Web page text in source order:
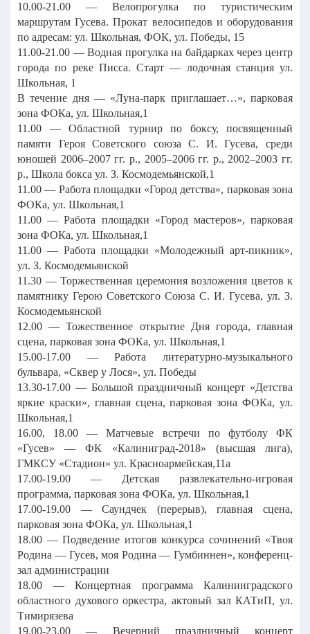
10.00-21.00 — Велопрогулка по туристическим
маршрутам Гусева. Прокат велосипедов и оборудования
по адресам: ул. Школьная, ФОК, ул. Победы, 15
11.00-21.00 — Водная прогулка на байдарках через центр
города по реке Писса. Старт — лодочная станция ул.
Школьная, 1
В течение дня — «Луна-парк приглашает…», парковая
зона ФОКа, ул. Школьная,1
11.00 — Областной турнир по боксу, посвященный
памяти Героя Советского союза С. И. Гусева, среди
юношей 2006–2007 гг. р., 2005–2006 гг. р., 2002–2003 гг.
р., Школа бокса ул. З. Космодемьянской,1
11.00 — Работа площадки «Город детства», парковая зона
ФОКа, ул. Школьная,1
11.00 — Работа площадки «Город мастеров», парковая
зона ФОКа, ул. Школьная,1
11.00 — Работа площадки «Молодежный арт-пикник»,
ул. З. Космодемьянской
11.30 — Торжественная церемония возложения цветов к
памятнику Герою Советского Союза С. И. Гусева, ул. З.
Космодемьянской
12.00 — Тожественное открытие Дня города, главная
сцена, парковая зона ФОКа, ул. Школьная,1
15.00-17.00 — Работа литературно-музыкального
бульвара, «Сквер у Лося», ул. Победы
13.30-17.00 — Большой праздничный концерт «Детства
яркие краски», главная сцена, парковая зона ФОКа, ул.
Школьная,1
16.00, 18.00 — Матчевые встречи по футболу ФК
«Гусев» — ФК «Калиниград-2018» (высшая лига),
ГМКСУ «Стадион» ул. Красноармейская,11а
17.00-19.00 — Детская развлекательно-игровая
программа, парковая зона ФОКа, ул. Школьная,1
17.00-19.00 — Саундчек (перерыв), главная сцена,
парковая зона ФОКа, ул. Школьная,1
18.00 — Подведение итогов конкурса сочинений «Твоя
Родина — Гусев, моя Родина — Гумбиннен», конференц-
зал администрации
18.00 — Концертная программа Калининградского
областного духового оркестра, актовый зал КАТиП, ул.
Тимирязева
19.00-23.00 — Вечерний праздничный концерт